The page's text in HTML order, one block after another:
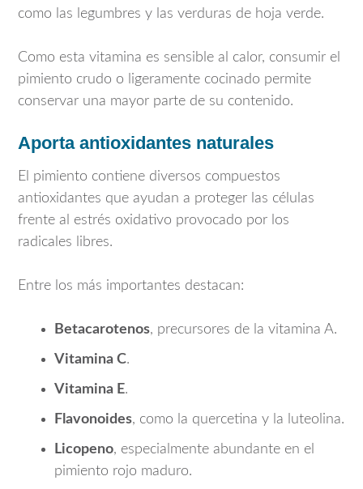
como las legumbres y las verduras de hoja verde.
Como esta vitamina es sensible al calor, consumir el
pimiento crudo o ligeramente cocinado permite
conservar una mayor parte de su contenido.
Aporta antioxidantes naturales
El pimiento contiene diversos compuestos
antioxidantes que ayudan a proteger las células
frente al estrés oxidativo provocado por los
radicales libres.
Entre los más importantes destacan:
Betacarotenos, precursores de la vitamina A.
Vitamina C.
Vitamina E.
Flavonoides, como la quercetina y la luteolina.
Licopeno, especialmente abundante en el
pimiento rojo maduro.